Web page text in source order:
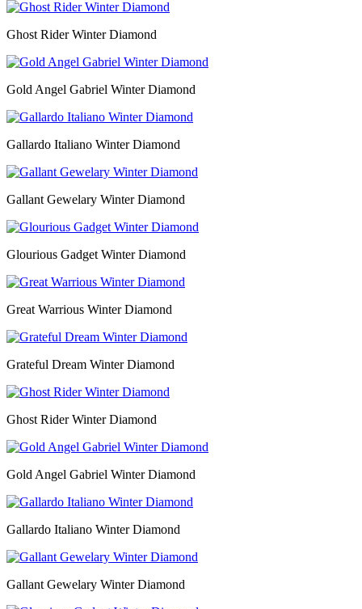
Ghost Rider Winter Diamond
Gold Angel Gabriel Winter Diamond
Gallardo Italiano Winter Diamond
Gallant Gewelary Winter Diamond
Glourious Gadget Winter Diamond
Great Warrious Winter Diamond
Grateful Dream Winter Diamond
Ghost Rider Winter Diamond
Gold Angel Gabriel Winter Diamond
Gallardo Italiano Winter Diamond
Gallant Gewelary Winter Diamond